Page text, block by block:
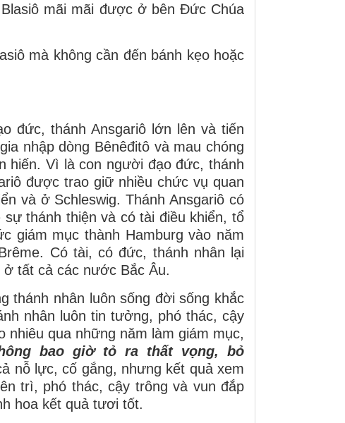
mãi mãi được ở bên Đức Chúa
mà không cần đến bánh kẹo hoặc
đức, thánh Ansgariô lớn lên và tiến
nhập dòng Bênêđitô và mau chóng
hiến. Vì là con người đạo đức, thánh
được trao giữ nhiều chức vụ quan
và ở Schleswig. Thánh Ansgariô có
thánh thiện và có tài điều khiển, tổ
giám mục thành Hamburg vào năm
Có tài, có đức, thánh nhân lại
tất cả các nước Bắc Âu.
thánh nhân luôn sống đời sống khắc
nhân luôn tin tưởng, phó thác, cậy
qua những năm làm giám mục,
bao giờ tỏ ra thất vọng, bỏ
nỗ lực, cố gắng, nhưng kết quả xem
trì, phó thác, cậy trông và vun đắp
hoa kết quả tươi tốt.